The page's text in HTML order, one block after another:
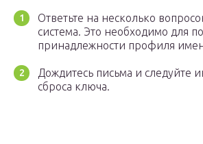
Ответьте на несколько
система. Это необходимо для
принадлежности профиля
Дождитесь письма и следуйте
сброса ключа.